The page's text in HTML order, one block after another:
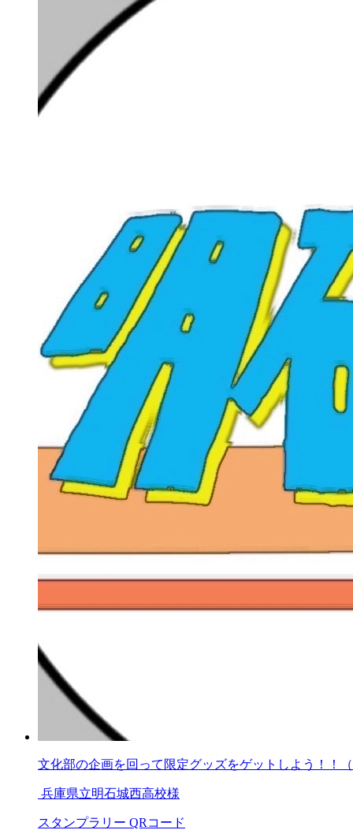
文化部の企画を回って限定グッズをゲットしよう！！
兵庫県立明石城西高校様
スタンプラリー QRコード